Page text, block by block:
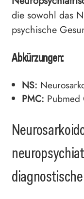
die sowohl das
psychische
Abkürzungen:
NS:
PMC: Pubmed